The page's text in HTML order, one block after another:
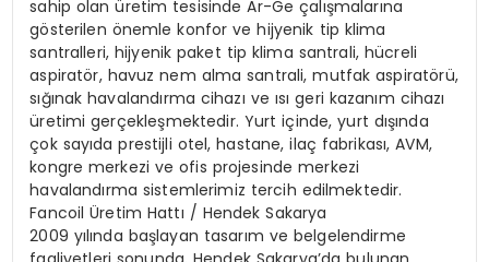
sahip olan üretim tesisinde Ar-Ge çalışmalarına
gösterilen önemle konfor ve hijyenik tip klima
santralleri, hijyenik paket tip klima santrali, hücreli
aspiratör, havuz nem alma santrali, mutfak aspiratörü,
sığınak havalandırma cihazı ve ısı geri kazanım cihazı
üretimi gerçekleşmektedir. Yurt içinde, yurt dışında
çok sayıda prestijli otel, hastane, ilaç fabrikası, AVM,
kongre merkezi ve ofis projesinde merkezi
havalandırma sistemlerimiz tercih edilmektedir.
Fancoil Üretim Hattı / Hendek Sakarya
2009 yılında başlayan tasarım ve belgelendirme